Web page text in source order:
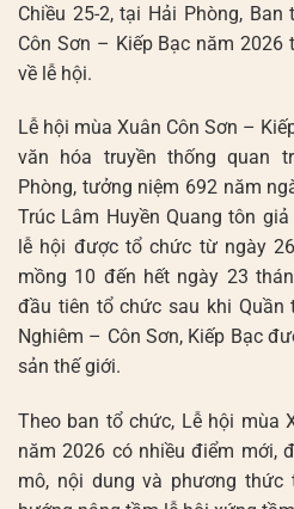
Chiều 25-2, tại Hải Phòng,
Côn Sơn – Kiếp Bạc năm
về lễ hội.
Lễ hội mùa Xuân Côn Sơn –
văn hóa truyền thống quan
Phòng, tưởng niệm 692 năm
Trúc Lâm Huyền Quang tôn
lễ hội được tổ chức từ ngày
mồng 10 đến hết ngày 23
đầu tiên tổ chức sau khi Quần
Nghiêm – Côn Sơn, Kiếp Bạc
sản thế giới.
Theo ban tổ chức, Lễ hội mùa
năm 2026 có nhiều điểm mới,
mô, nội dung và phương thức